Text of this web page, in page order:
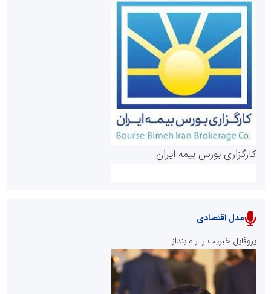
روابط عمومی خبرگزاری گزارش خبر
پایگاه خبری نهضت ملی مسکن
کارگزاری بورس بیمه ایران
مدل اقتصادی
پروفایل خبریت را راه بنداز